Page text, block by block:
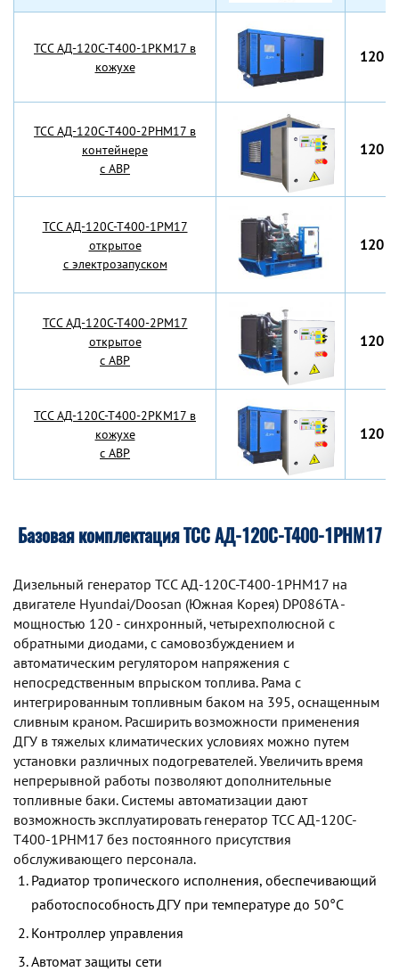
TCC АД-120С-Т400-1РКМ17 в
кожухе
120
TCC АД-120С-Т400-2РНМ17 в
контейнере
с АВР
120
TCC АД-120С-Т400-1РМ17
открытое
с электрозапуском
120
TCC АД-120С-Т400-2РМ17
открытое
с АВР
120
TCC АД-120С-Т400-2РКМ17 в
кожухе
с АВР
120
Базовая комплектация ТСС АД-120С-Т400-1РНМ17
Дизельный генератор TCC АД-120С-Т400-1РНМ17 на
двигателе Hyundai/Doosan (Южная Корея) DP086TA -
мощностью 120 - синхронный, четырехполюсной с
обратными диодами, с самовозбуждением и
автоматическим регулятором напряжения с
непосредственным впрыском топлива. Рама с
интегрированным топливным баком на 395, оснащенным
сливным краном. Расширить возможности применения
ДГУ в тяжелых климатических условиях можно путем
установки различных подогревателей. Увеличить время
непрерывной работы позволяют дополнительные
топливные баки. Системы автоматизации дают
возможность эксплуатировать генератор TCC АД-120С-
Т400-1РНМ17 без постоянного присутствия
обслуживающего персонала.
Радиатор тропического исполнения, обеспечивающий
работоспособность ДГУ при температуре до 50°С
Контроллер управления
Автомат защиты сети